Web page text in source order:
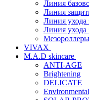
Линия
Линия
Линия ухода
Линия ухода
Мезороллеры
VIVAX
M.A.D skincare
ANTI-AGE
Brightening
DELICATE